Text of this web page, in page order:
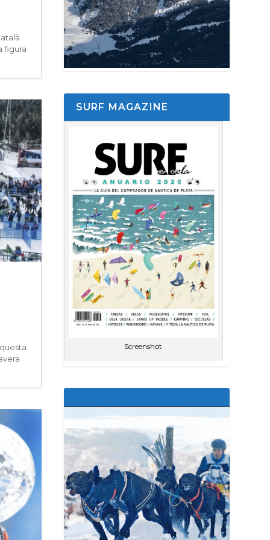
figura
SURF MAGAZINE
Screenshot